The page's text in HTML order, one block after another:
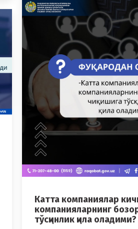
Катта компаниялар
компанияларнинг
тўсқинлик қила оладими?